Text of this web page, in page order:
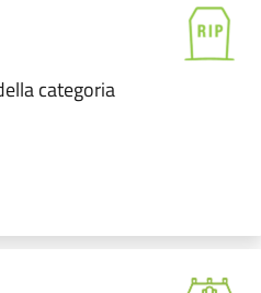
categoria